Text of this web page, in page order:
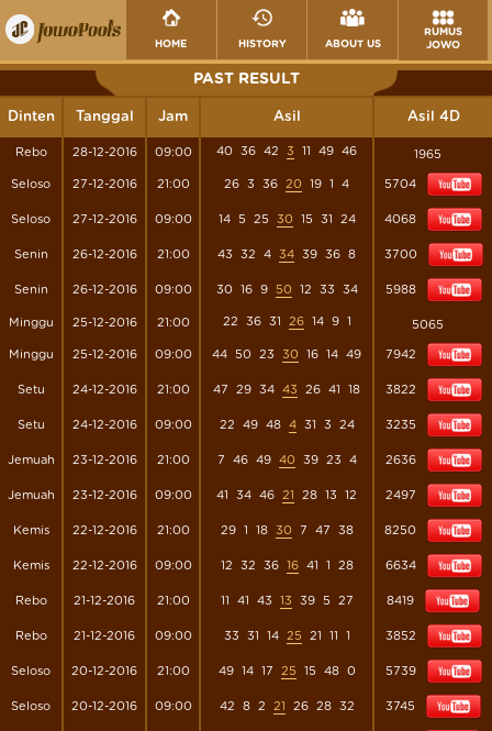
HOME HISTORY ABOUT US
RUMUS
JOWO
PAST RESULT
Dinten Tanggal Jam Asil Asil 4D
Rebo 28-12-2016 09:00 40 36 42 3 11 49 46 1965
Seloso 27-12-2016 21:00 26 3 36 20 19 1 4 5704
Seloso 27-12-2016 09:00 14 5 25 30 15 31 24 4068
Senin 26-12-2016 21:00 43 32 4 34 39 36 8 3700
Senin 26-12-2016 09:00 30 16 9 50 12 33 34 5988
Minggu 25-12-2016 21:00 22 36 31 26 14 9 1 5065
Minggu 25-12-2016 09:00 44 50 23 30 16 14 49 7942
Setu 24-12-2016 21:00 47 29 34 43 26 41 18 3822
Setu 24-12-2016 09:00 22 49 48 4 31 3 24 3235
Jemuah 23-12-2016 21:00 7 46 49 40 39 23 4 2636
Jemuah 23-12-2016 09:00 41 34 46 21 28 13 12 2497
Kemis 22-12-2016 21:00 29 1 18 30 7 47 38 8250
Kemis 22-12-2016 09:00 12 32 36 16 41 1 28 6634
Rebo 21-12-2016 21:00 11 41 43 13 39 5 27 8419
Rebo 21-12-2016 09:00 33 31 14 25 21 11 1 3852
Seloso 20-12-2016 21:00 49 14 17 25 15 48 0 5739
Seloso 20-12-2016 09:00 42 8 2 21 26 28 32 3745